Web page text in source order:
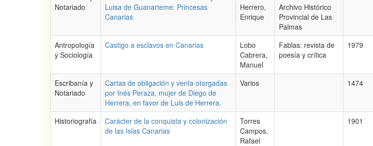
Notariado
Luisa de Guanarteme: Princesas
Canarias
Herrero,
Enrique
Archivo Histórico
Provincial de Las
Palmas
Antropología
y Sociología
Castigo a esclavos en Canarias
Lobo
Cabrera,
Manuel
Fablas: revista de
poesía y crítica
1979
Escribanía y
Notariado
Cartas de obligación y venta otorgadas
por Inés Peraza, mujer de Diego de
Herrera, en favor de Luis de Herrera.
Varios 1474
Historiografía
Carácter de la conquista y colonización
de las Islas Canarias
Torres
Campos,
Rafael
1901